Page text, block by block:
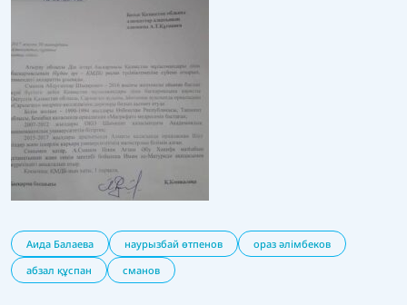
Аида Балаева наурызбай өтпенов
ораз әлімбеков
абзал құспан
сманов